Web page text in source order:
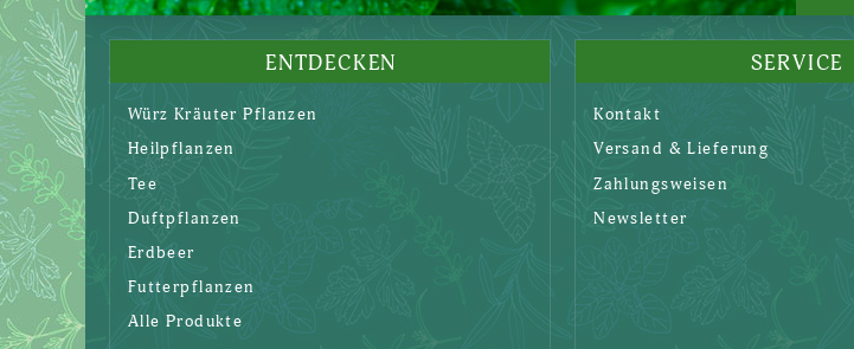
ENTDECKEN
Würz Kräuter Pflanzen
Heilpflanzen
Tee
Duftpflanzen
Erdbeer
Futterpflanzen
Alle Produkte
SERVICE
Kontakt
Versand & Lieferung
Zahlungsweisen
Newsletter